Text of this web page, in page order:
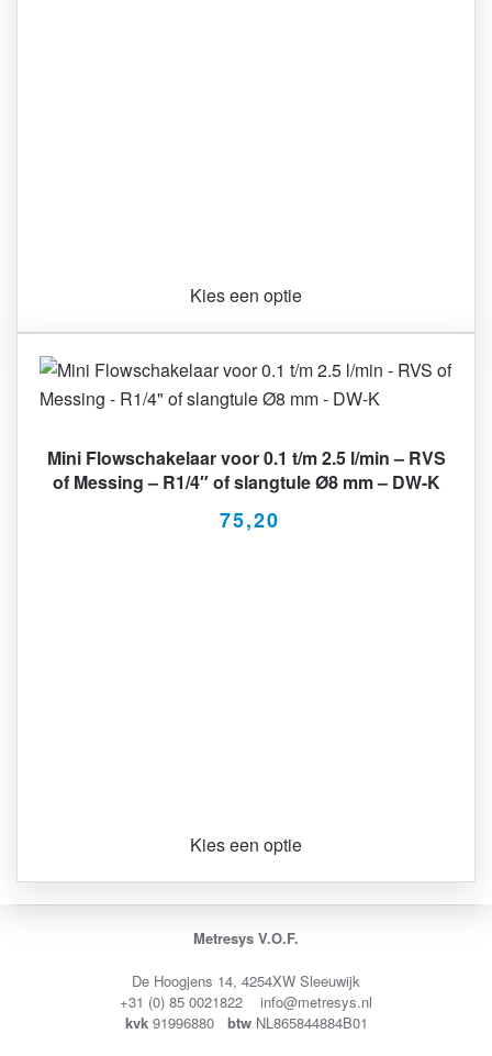
Kies een optie
Mini Flowschakelaar voor 0.1 t/m 2.5 l/min – RVS
of Messing – R1/4″ of slangtule Ø8 mm – DW-K
75,20
Kies een optie
Metresys V.O.F.
De Hoogjens 14, 4254XW Sleeuwijk
+31 (0) 85 0021822 info@metresys.nl
kvk 91996880 btw NL865844884B01